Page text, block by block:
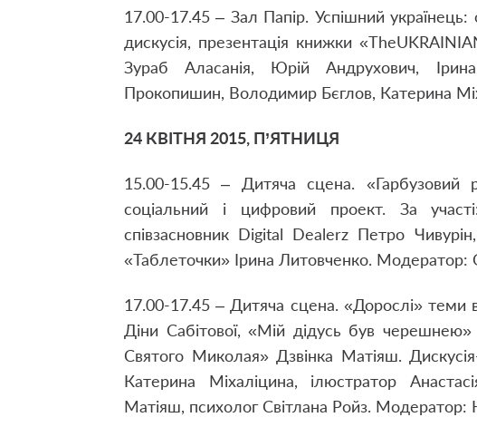
17.00-17.45 – Зал Папір. Успішний українець:
дискусія, презентація книжки
Зураб Аласанія, Юрій Андрухович,
Прокопишин, Володимир Бєглов, Катерина
24 КВІТНЯ 2015, П’ЯТНИЦЯ
15.00-15.45 – Дитяча сцена. «Гарбузовий
соціальний і цифровий проект. За
співзасновник Digital Dealerz Петро
«Таблеточки» Ірина Литовченко. ­Модератор:
17.00-17.45 – Дитяча сцена. «Дорослі» теми в
Діни Сабітової, «Мій дідусь був
Святого Миколая» Дзвінка Матіяш.
Катерина Міхаліцина, ілюстратор
Матіяш, психолог Світлана Ройз. Модератор: